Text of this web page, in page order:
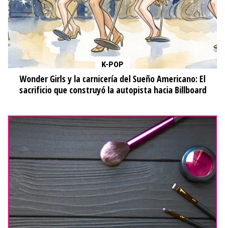
K-POP
Wonder Girls y la carnicería del Sueño Americano: El
sacrificio que construyó la autopista hacia Billboard